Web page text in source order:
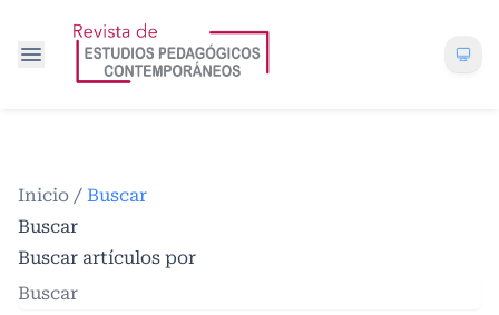
Inicio / Buscar
Buscar
Buscar artículos por